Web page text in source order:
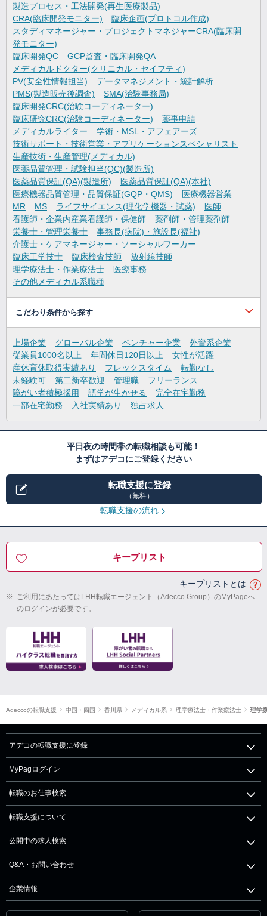
製造プロセス・工法開発(再生医療製品)
CRA(臨床開発モニター)
臨床企画(プロトコル作成)
スタディマネージャー・プロジェクトマネジャーCRA(臨床開
発モニター)
臨床開発QC
GCP監査・臨床開発QA
メディカルドクター(クリニカル・セイフティ)
PV(安全性情報担当)
データマネジメント・統計解析
PMS(製造販売後調査)
SMA(治験事務局)
臨床開発CRC(治験コーディネーター)
臨床研究CRC(治験コーディネーター)
薬事申請
メディカルライター
学術・MSL・アフェアーズ
技術サポート・技術営業・アプリケーションスペシャリスト
生産技術・生産管理(メディカル)
医薬品質管理・試験担当(QC)(製造所)
医薬品質保証(QA)(製造所)
医薬品質保証(QA)(本社)
医療機器品質管理・品質保証(GQP・QMS)
医療機器営業
MR
MS ライフサイエンス(理化学機器・試薬)
医師
看護師・企業内産業看護師・保健師
薬剤師・管理薬剤師
栄養士・管理栄養士
事務長(病院)・施設長(福祉)
介護士・ケアマネージャー・ソーシャルワーカー
臨床工学技士
臨床検査技師
放射線技師
理学療法士・作業療法士
医療事務
その他メディカル系職種
こだわり条件から探す
上場企業 グローバル企業 ベンチャー企業
外資系企業
従業員1000名以上
年間休日120日以上
女性が活躍
産休育休取得実績あり
フレックスタイム
転勤なし
未経験可
第二新卒歓迎 管理職
フリーランス
障がい者積極採用
語学が生かせる
完全在宅勤務
一部在宅勤務
入社実績あり 独占求人
平日夜の時間帯の転職相談も可能！
まずはアデコにご登録ください
転職支援に登録
（無料）
転職支援の流れ
キープリスト
キープリストとは
※ ご利用にあたってはLHH転職エージェント（Adecco Group）のMyPageへ
のログインが必要です。
Adeccoの転職支援 中国・四国 香川県 メディカル系 理学療法士・作業療法士 理学
アデコの転職支援に登録
MyPagログイン
転職のお仕事検索
転職支援について
公開中の求人検索
Q&A・お問い合わせ
企業情報